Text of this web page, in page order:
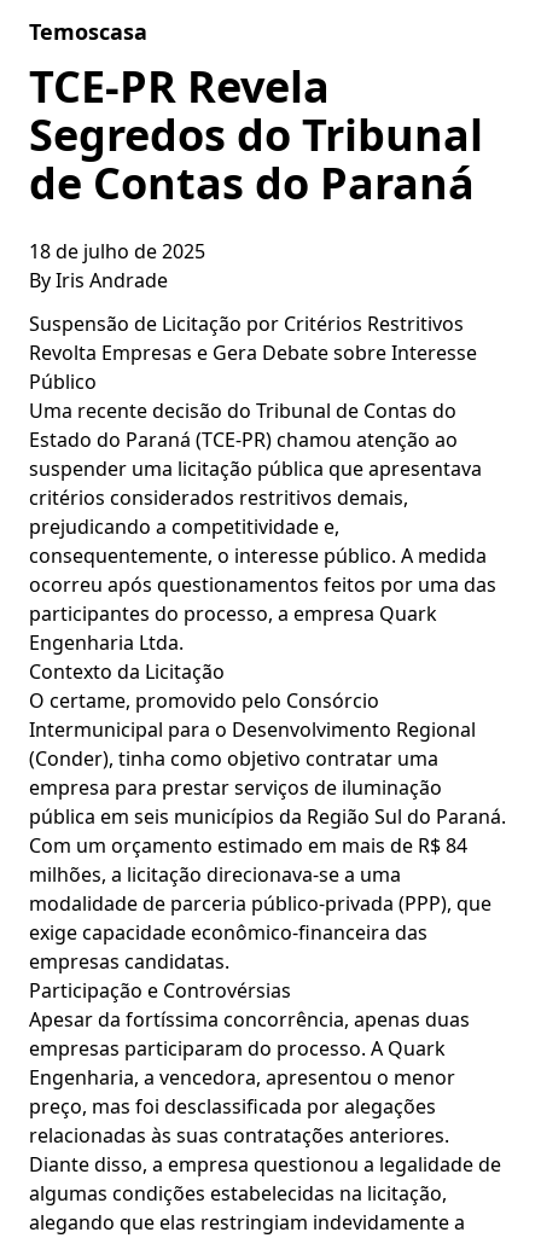
Temoscasa
TCE-PR Revela
Segredos do Tribunal
de Contas do Paraná
18 de julho de 2025
ByIris Andrade
Suspensão de Licitação por Critérios Restritivos
Revolta Empresas e Gera Debate sobre Interesse
Público
Uma recente decisão do Tribunal de Contas do
Estado do Paraná (TCE-PR) chamou atenção ao
suspender uma licitação pública que apresentava
critérios considerados restritivos demais,
prejudicando a competitividade e,
consequentemente, o interesse público. A medida
ocorreu após questionamentos feitos por uma das
participantes do processo, a empresa Quark
Engenharia Ltda.
Contexto da Licitação
O certame, promovido pelo Consórcio
Intermunicipal para o Desenvolvimento Regional
(Conder), tinha como objetivo contratar uma
empresa para prestar serviços de iluminação
pública em seis municípios da Região Sul do Paraná.
Com um orçamento estimado em mais de R$ 84
milhões, a licitação direcionava-se a uma
modalidade de parceria público-privada (PPP), que
exige capacidade econômico-financeira das
empresas candidatas.
Participação e Controvérsias
Apesar da fortíssima concorrência, apenas duas
empresas participaram do processo. A Quark
Engenharia, a vencedora, apresentou o menor
preço, mas foi desclassificada por alegações
relacionadas às suas contratações anteriores.
Diante disso, a empresa questionou a legalidade de
algumas condições estabelecidas na licitação,
alegando que elas restringiam indevidamente a